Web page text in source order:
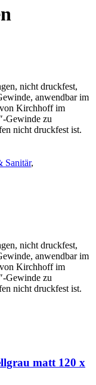
nicht druckfest,
anwendbar im
von Kirchhoff im
Gewinde zu
nicht druckfest ist.
Sanitär,
nicht druckfest,
anwendbar im
von Kirchhoff im
Gewinde zu
nicht druckfest ist.
matt 120 x